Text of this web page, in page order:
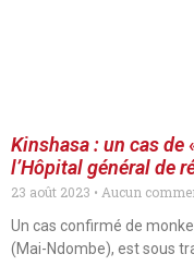
Kinshasa: un cas de
l’Hôpital général de
23 août 2023
Aucun
Un cas confirmé de
(Mai-Ndombe), est sous